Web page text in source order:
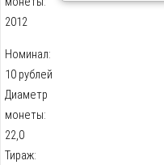
2012
Номинал:
10 рублей
Диаметр
монеты:
22,0
Тираж: